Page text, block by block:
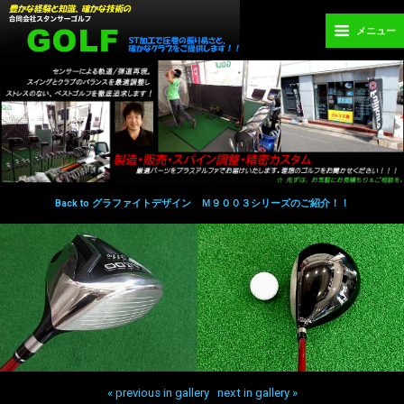
メニュー
Back to グラファイトデザイン Ｍ９００３シリーズのご紹介！！
« previous in gallery next in gallery »